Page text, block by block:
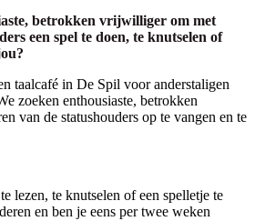
betrokken vrijwilliger om met
een spel te doen, te knutselen of
taalcafé in De Spil voor anderstaligen
zoeken enthousiaste, betrokken
van de statushouders op te vangen en te
lezen, te knutselen of een spelletje te
en ben je eens per twee weken